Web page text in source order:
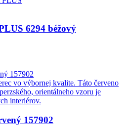
6294 béžový
157902